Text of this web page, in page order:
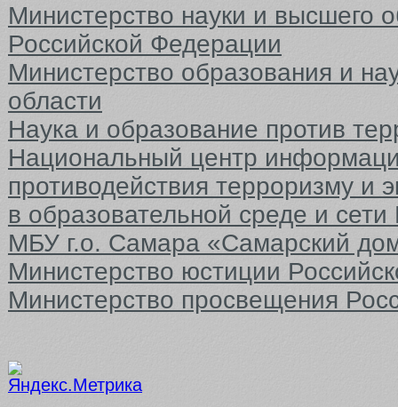
Министерство науки и высшего
Российской Федерации
Министерство образования и
области
Наука и образование против
Национальный центр
противодействия терроризму и
в образовательной среде и сети
МБУ г.о. Самара «Самарский
Министерство юстиции
Министерство просвещения